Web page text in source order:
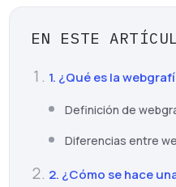
EN ESTE
1. ¿Qué es la
Definición de
Diferencias entre
2. ¿Cómo se hace